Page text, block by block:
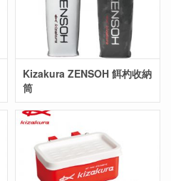
Kizakura ZENSOH 餌杓收納
筒